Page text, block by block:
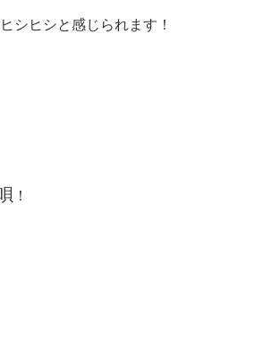
シヒシと感じられます！
！